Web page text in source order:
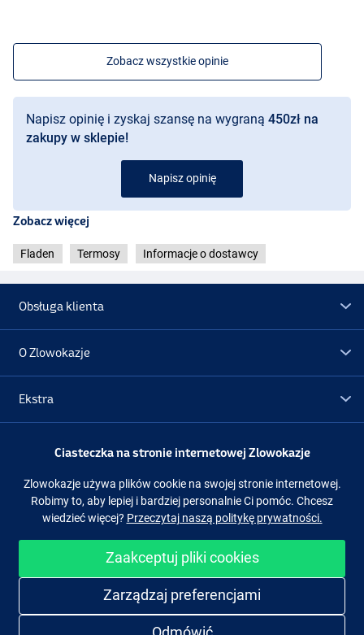
Zobacz wszystkie opinie
Napisz opinię i zyskaj szansę na wygraną 450zł na
zakupy w sklepie!
Napisz opinię
Zobacz więcej
Fladen Termosy Informacje o dostawcy
Obsługa klienta
O Zlowokazje
Ekstra
Promocje
Obserwuj nas Facebook Instagram
Ciasteczka na stronie internetowej Zlowokazje
Zlowokazje używa plików cookie na swojej stronie internetowej.
Robimy to, aby lepiej i bardziej personalnie Ci pomóc. Chcesz
wiedzieć więcej? Przeczytaj naszą politykę prywatności.
Zaakceptuj pliki cookies
Zarządzaj preferencjami